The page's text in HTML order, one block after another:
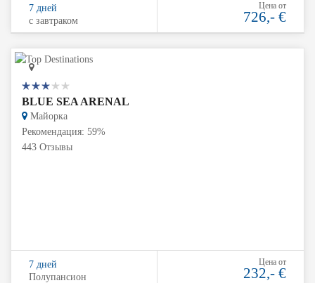
7 дней
с завтраком
Цена от
726,- €
BLUE SEA ARENAL
Майорка
Рекомендация: 59%
443 Отзывы
7 дней
Полупансион
Цена от
232,- €